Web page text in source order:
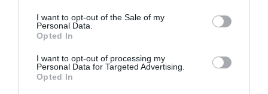
consent section.
I want to opt-out of the Sale of my
Personal Data.
Opted In
I want to opt-out of processing my
Personal Data for Targeted Advertising.
Opted In
Volosko, Opatija és Lovran festői városkáit fűzi
össze, és amelyen egykor maga Ferenc József is
gyakran sétált. Mindez pedig autópályán mindössze
néhány órányira Bécstől, Ljubljanától vagy
Budapesttől, így a